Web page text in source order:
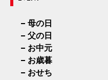
母の日
父の日
お中元
お歳暮
おせち